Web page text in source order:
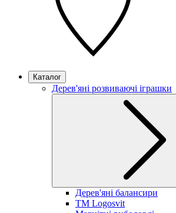
Каталог
Дерев'яні розвиваючі іграшки
Дерев'яні балансири
TM Logosvit